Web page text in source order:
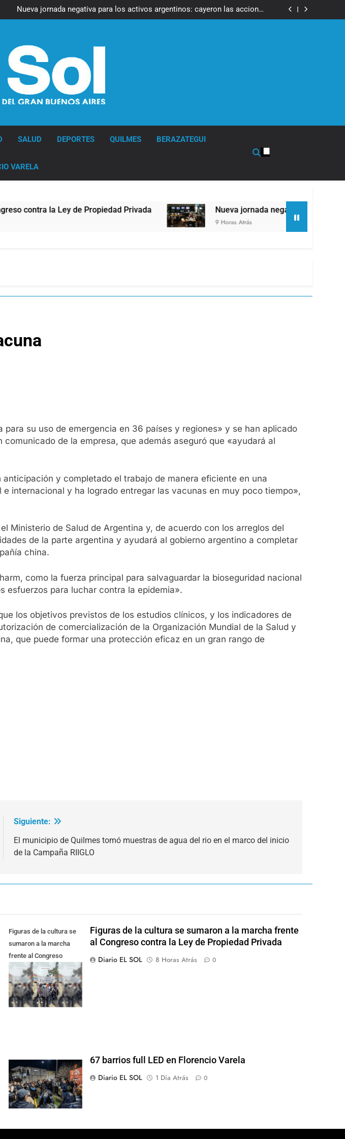
Ley de Propiedad Privada
Nueva jornada negativa para los activos argentinos: cayeron las acciones
en Wall Street y el riesgo país quedó al borde de los 450 puntos
La noche del Afro Quilmeño: boxeo de primer nivel en la sede de Quilmes
Nueva jornada negativa para los activos argentinos: cayeron las acciones
SALUD DEPORTES QUILMES BERAZATEGUI
VARELA
la Ley de Propiedad Privada Nueva jornada negativa para los activos
9 Horas Atrás
su uso de emergencia en 36 países y regiones» y se han aplicado
de la empresa, que además aseguró que «ayudará al
y completado el trabajo de manera eficiente en una
internacional y ha logrado entregar las vacunas en muy poco tiempo»,
Ministerio de Salud de Argentina y, de acuerdo con los arreglos del
de la parte argentina y ayudará al gobierno argentino a completar
china.
como la fuerza principal para salvaguardar la bioseguridad nacional
esfuerzos para luchar contra la epidemia».
los objetivos previstos de los estudios clínicos, y los indicadores de
de comercialización de la Organización Mundial de la Salud y
que puede formar una protección eficaz en un gran rango de
Siguiente:
El municipio de Quilmes tomó muestras de agua del rio en el marco del inicio
de la Campaña RIIGLO
Figuras de la cultura se
sumaron a la marcha
frente al Congreso
contra la Ley de
Propiedad Privada
Figuras de la cultura se sumaron a la marcha frente
al Congreso contra la Ley de Propiedad Privada
Diario EL SOL
8 Horas Atrás 0
67 barrios full LED en Florencio Varela
Diario EL SOL
1 Día Atrás 0